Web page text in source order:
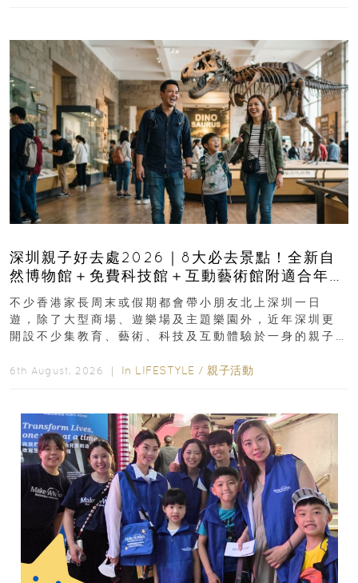
深圳親子好去處2026｜8大必去景點！全新自
然博物館＋免費科技館＋互動藝術館附適合年
齡、交通、門票、開放時間
不少香港家長周末或假期都會帶小朋友北上深圳一日
遊，除了大型商場、遊樂場及主題樂園外，近年深圳更
開設不少集教育、藝術、科技及互動體驗於一身的親子
6th August, 2026 ｜ In LIFESTYLE / 親子活動